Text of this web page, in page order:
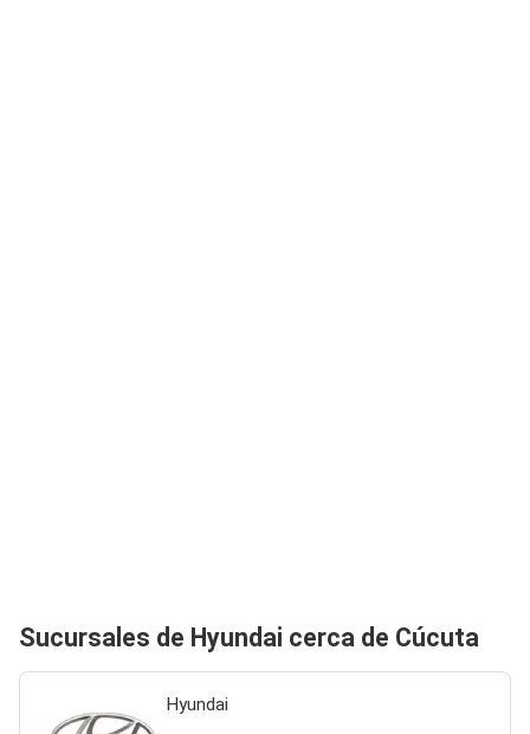
Sucursales de Hyundai cerca de Cúcuta
Hyundai